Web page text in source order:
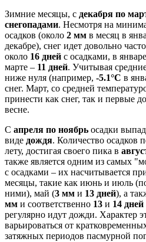
Зимние месяцы, с декабря по
снегопадами. Несмотря на
осадков (около 2 мм в месяц в
декабре), снег идет довольно
около 16 дней с осадками, в
марте – 11 дней. Учитывая
ниже нуля (например, -5.1°C в
снег. Март, со средней
принести как снег, так и первые
весне.
С апреля по ноябрь осадки
виде дождя. Количество осадков
лету, достигая своего пика в
также является одним из самых
с осадками – их насчитывается
месяцы, такие как июнь и июль
ними), май (3 мм и 13 дней), а
мм и соответственно 13 и 14 дней
регулярно идут дожди. Характер
варьироваться от
затяжных периодов пасмурной